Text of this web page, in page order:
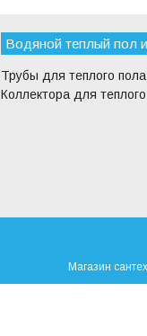
Водяной теплый пол
Трубы для теплого пола
Коллектора для